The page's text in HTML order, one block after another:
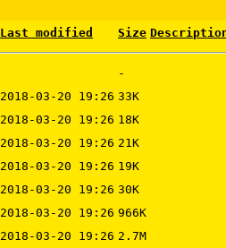
Last modified Size
-
2018-03-20 19:26 33K
2018-03-20 19:26 18K
2018-03-20 19:26 21K
2018-03-20 19:26 19K
2018-03-20 19:26 30K
2018-03-20 19:26 966K
2018-03-20 19:26 2.7M